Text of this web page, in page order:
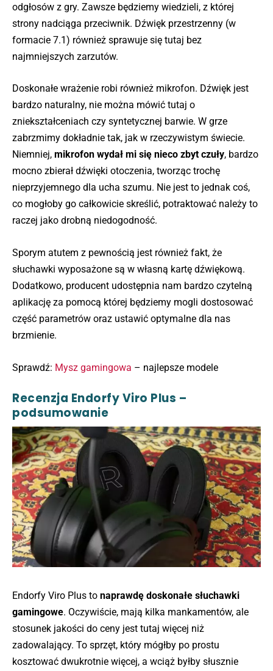
odgłosów z gry. Zawsze będziemy wiedzieli, z której
strony nadciąga przeciwnik. Dźwięk przestrzenny (w
formacie 7.1) również sprawuje się tutaj bez
najmniejszych zarzutów.
Doskonałe wrażenie robi również mikrofon. Dźwięk jest
bardzo naturalny, nie można mówić tutaj o
zniekształceniach czy syntetycznej barwie. W grze
zabrzmimy dokładnie tak, jak w rzeczywistym świecie.
Niemniej, mikrofon wydał mi się nieco zbyt czuły, bardzo
mocno zbierał dźwięki otoczenia, tworząc trochę
nieprzyjemnego dla ucha szumu. Nie jest to jednak coś,
co mogłoby go całkowicie skreślić, potraktować należy to
raczej jako drobną niedogodność.
Sporym atutem z pewnością jest również fakt, że
słuchawki wyposażone są w własną kartę dźwiękową.
Dodatkowo, producent udostępnia nam bardzo czytelną
aplikację za pomocą której będziemy mogli dostosować
część parametrów oraz ustawić optymalne dla nas
brzmienie.
Sprawdź: Mysz gamingowa – najlepsze modele
Recenzja Endorfy Viro Plus –
podsumowanie
Endorfy Viro Plus to naprawdę doskonałe słuchawki
gamingowe. Oczywiście, mają kilka mankamentów, ale
stosunek jakości do ceny jest tutaj więcej niż
zadowalający. To sprzęt, który mógłby po prostu
kosztować dwukrotnie więcej, a wciąż byłby słusznie